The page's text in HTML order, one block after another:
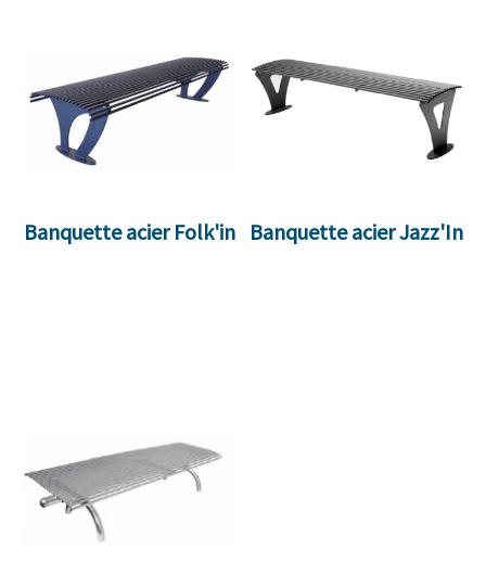
Banquette acier Folk'in Banquette acier Jazz'In